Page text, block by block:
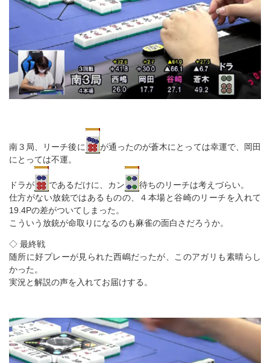
南３局、リーチ後に
が通ったのが蒼木にとっては幸運で、岡田
にとっては不運。
ドラが であるだけに、カン
待ちのリーチは考えづらい。
仕方がない放銃ではあるものの、４本場と谷崎のリーチを入れて
19.4Pの差がついてしまった。
こういう放銃が命取りになるのも麻雀の面白さだろうか。
◇ 最終戦
随所に好プレーが見られた西嶋だったが、このアガリも素晴らし
かった。
実況と解説の声を入れてお届けする。